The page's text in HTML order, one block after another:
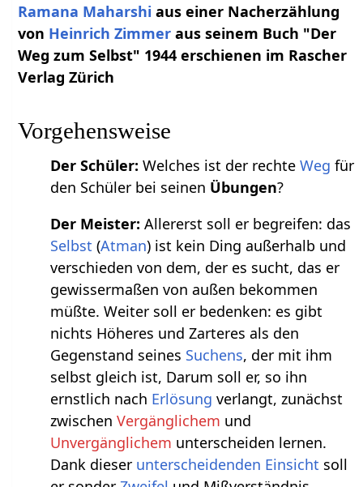
Ramana Maharshi aus einer Nacherzählung
von Heinrich Zimmer aus seinem Buch "Der
Weg zum Selbst" 1944 erschienen im Rascher
Verlag Zürich
Vorgehensweise
Der Schüler: Welches ist der rechteWeg für
den Schüler bei seinen Übungen?
Der Meister: Allererst soll er begreifen: das
Selbst (Atman) ist kein Ding außerhalb und
verschieden von dem, der es sucht, das er
gewissermaßen von außen bekommen
müßte. Weiter soll er bedenken: es gibt
nichts Höheres und Zarteres als den
Gegenstand seines Suchens, der mit ihm
selbst gleich ist, Darum soll er, so ihn
ernstlich nach Erlösung verlangt, zunächst
zwischenVergänglichem und
Unvergänglichem unterscheiden lernen.
Dank dieser unterscheidenden Einsicht soll